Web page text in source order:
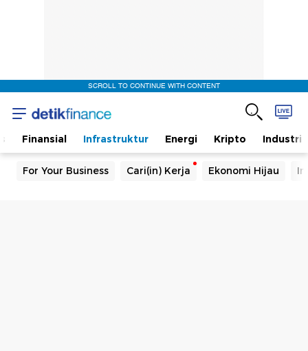
SCROLL TO CONTINUE WITH CONTENT
Finansial Infrastruktur Energi Kripto Industri
For Your Business Cari(in) Kerja Ekonomi Hijau